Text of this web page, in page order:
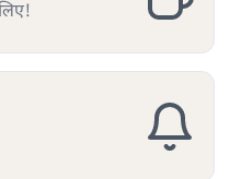
विवाद क्यों?